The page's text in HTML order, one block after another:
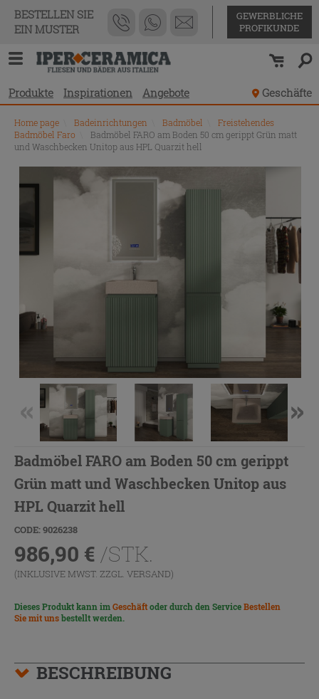
BESTELLEN SIE
EIN MUSTER
GEWERBLICHE
PROFIKUNDE
Produkte Inspirationen Angebote Geschäfte
Home page Badeinrichtungen Badmöbel
Freistehendes
Badmöbel Faro
Badmöbel FARO am Boden 50 cm gerippt Grün matt
und Waschbecken Unitop aus HPL Quarzit hell
Badmöbel FARO am Boden 50 cm gerippt
Grün matt und Waschbecken Unitop aus
HPL Quarzit hell
CODE: 9026238
986,90 € /STK.
(INKLUSIVE MWST. ZZGL. VERSAND)
Dieses Produkt kann imGeschäftoder durch den ServiceBestellen
Sie mit unsbestellt werden.
BESCHREIBUNG